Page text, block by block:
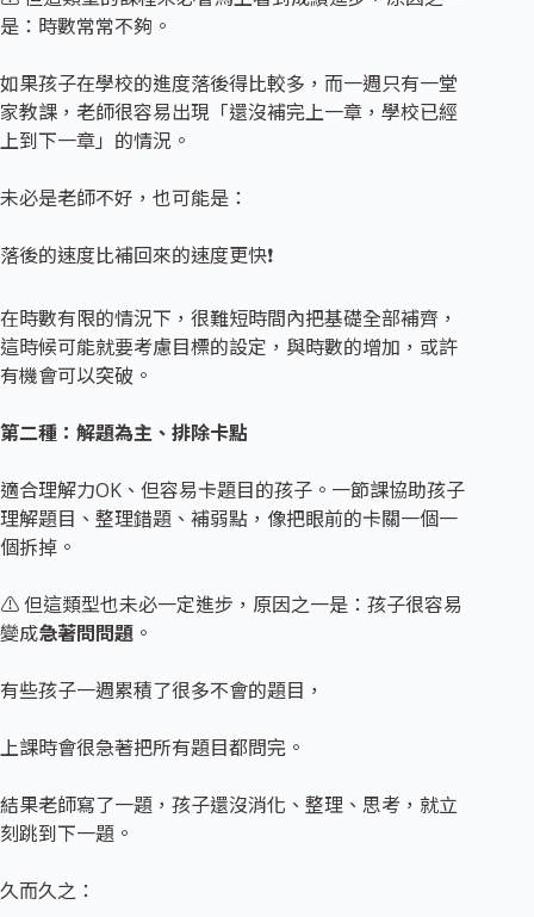
是：時數常常不夠。
如果孩子在學校的進度落後得比較多，而一週只有一堂
家教課，老師很容易出現「還沒補完上一章，學校已經
上到下一章」的情況。
未必是老師不好，也可能是：
落後的速度比補回來的速度更快❗
在時數有限的情況下，很難短時間內把基礎全部補齊，
這時候可能就要考慮目標的設定，與時數的增加，或許
有機會可以突破。
第二種：解題為主、排除卡點
適合理解力OK、但容易卡題目的孩子。一節課協助孩子
理解題目、整理錯題、補弱點，像把眼前的卡關一個一
個拆掉。
⚠ 但這類型也未必一定進步，原因之一是：孩子很容易
變成急著問問題 。
有些孩子一週累積了很多不會的題目，
上課時會很急著把所有題目都問完。
結果老師寫了一題，孩子還沒消化、整理、思考，就立
刻跳到下一題。
久而久之：